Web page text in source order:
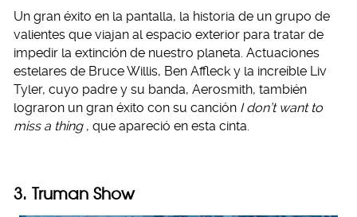
Un gran éxito en la pantalla, la historia de un grupo de
valientes que viajan al espacio exterior para tratar de
impedir la extinción de nuestro planeta. Actuaciones
estelares de Bruce Willis, Ben Affleck y la increíble Liv
Tyler, cuyo padre y su banda, Aerosmith, también
lograron un gran éxito con su canción I don’t want to
miss a thing , que apareció en esta cinta.
3. Truman Show